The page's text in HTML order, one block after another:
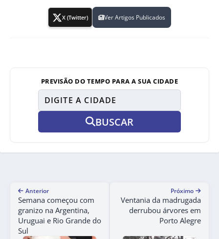
X (Twitter) Ver Artigos Publicados
PREVISÃO DO TEMPO PARA A SUA CIDADE
BUSCAR
Anterior
Semana começou com
granizo na Argentina,
Uruguai e Rio Grande do
Sul
Próximo
Ventania da madrugada
derrubou árvores em
Porto Alegre